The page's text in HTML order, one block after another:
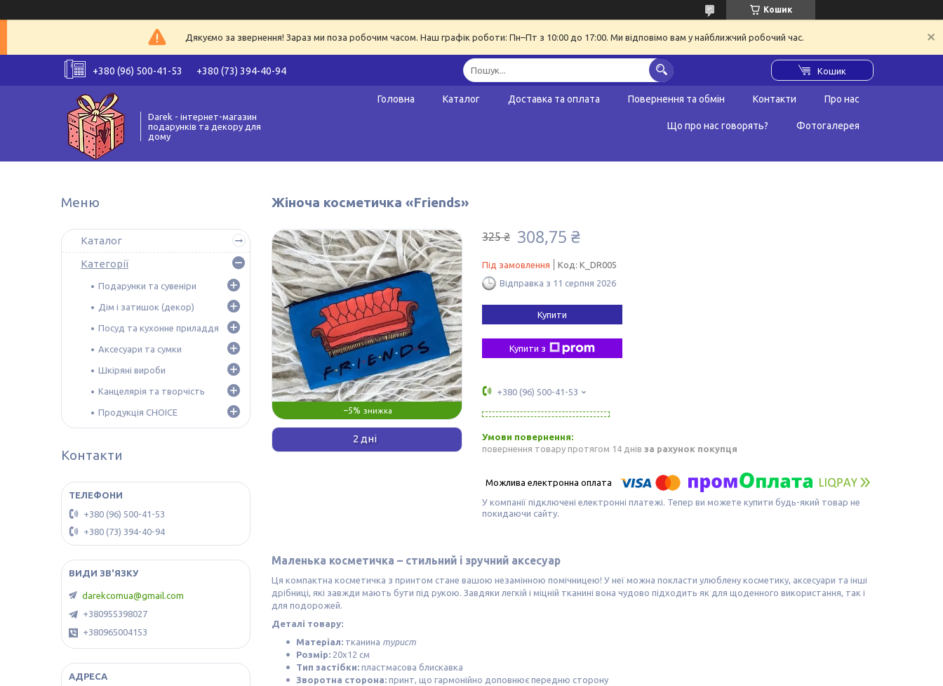
Кошик
Дякуємо за звернення! Зараз ми поза робочим часом. Наш графік роботи: Пн–Пт з 10:00 до 17:00. Ми відповімо вам у найближчий робочий час.
+380 (96) 500-41-53 +380 (73) 394-40-94 Кошик
Darek - інтернет-магазин
подарунків та декору для
дому
Головна Каталог Доставка та оплата Повернення та обмін Контакти Про нас
Що про нас говорять? Фотогалерея
Жіноча косметичка «Friends»
–5%
2 дні
325 ₴ 308,75 ₴
Під замовлення Код: K_DR005
Відправка з 11 серпня 2026
Купити
Купити з
+380 (96) 500-41-53
повернення товару протягом 14 днів за рахунок покупця
У компанії підключені електронні платежі. Тепер ви можете купити будь-який товар не
покидаючи сайту.
Маленька косметичка – стильний і зручний аксесуар
Ця компактна косметичка з принтом стане вашою незамінною помічницею! У неї можна покласти улюблену косметику, аксесуари та інші
дрібниці, які завжди мають бути під рукою. Завдяки легкій і міцній тканині вона чудово підходить як для щоденного використання, так і
для подорожей.
Деталі товару:
Матеріал: тканина турист
Розмір: 20х12 см
Тип застібки: пластмасова блискавка
Зворотна сторона: принт, що гармонійно доповнює передню сторону
Каталог
Категорії
Подарунки та сувеніри
Дім і затишок (декор)
Посуд та кухонне приладдя
Аксесуари та сумки
Шкіряні вироби
Канцелярія та творчість
Продукція CHOICE
Контакти
+380 (96) 500-41-53
+380 (73) 394-40-94
darekcomua@gmail.com
+380955398027
+380965004153